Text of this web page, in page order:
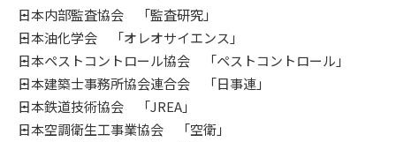
日本内部監査協会 「監査研究」
日本油化学会 「オレオサイエンス」
日本ペストコントロール協会 「ペストコントロール」
日本建築士事務所協会連合会 「日事連」
日本鉄道技術協会 「JREA」
日本空調衛生工事業協会 「空衛」